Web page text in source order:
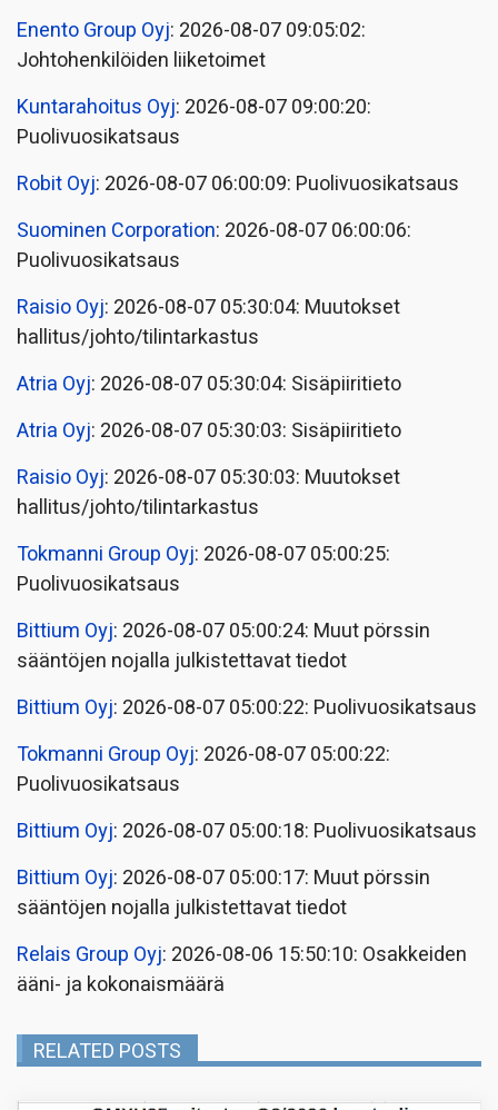
Enento Group Oyj: 2026-08-07 09:05:02:
Johtohenkilöiden liiketoimet
Kuntarahoitus Oyj: 2026-08-07 09:00:20:
Puolivuosikatsaus
Robit Oyj: 2026-08-07 06:00:09: Puolivuosikatsaus
Suominen Corporation: 2026-08-07 06:00:06:
Puolivuosikatsaus
Raisio Oyj: 2026-08-07 05:30:04: Muutokset
hallitus/johto/tilintarkastus
Atria Oyj: 2026-08-07 05:30:04: Sisäpiiritieto
Atria Oyj: 2026-08-07 05:30:03: Sisäpiiritieto
Raisio Oyj: 2026-08-07 05:30:03: Muutokset
hallitus/johto/tilintarkastus
Tokmanni Group Oyj: 2026-08-07 05:00:25:
Puolivuosikatsaus
Bittium Oyj: 2026-08-07 05:00:24: Muut pörssin
sääntöjen nojalla julkistettavat tiedot
Bittium Oyj: 2026-08-07 05:00:22: Puolivuosikatsaus
Tokmanni Group Oyj: 2026-08-07 05:00:22:
Puolivuosikatsaus
Bittium Oyj: 2026-08-07 05:00:18: Puolivuosikatsaus
Bittium Oyj: 2026-08-07 05:00:17: Muut pörssin
sääntöjen nojalla julkistettavat tiedot
Relais Group Oyj: 2026-08-06 15:50:10: Osakkeiden
ääni- ja kokonaismäärä
RELATED POSTS